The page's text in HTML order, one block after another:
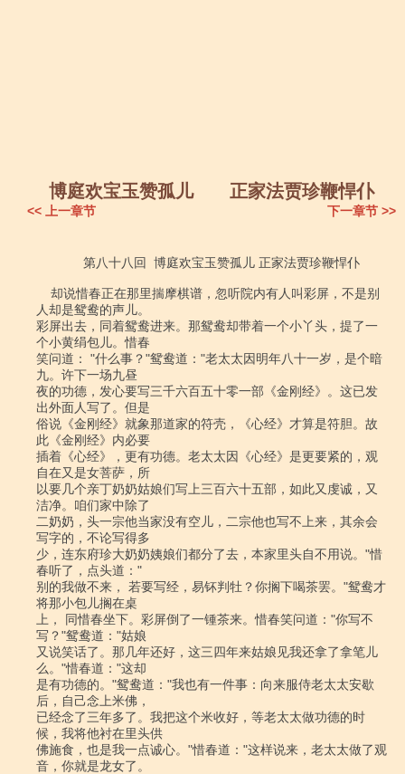
博庭欢宝玉赞孤儿 正家法贾珍鞭悍仆
<< 上一章节 下一章节 >>
人却是鸳鸯的声儿。
彩屏出去，同着鸳鸯进来。那鸳鸯却带着一个小丫头，提了一
个小黄绢包儿。惜春
笑问道： "什么事？"鸳鸯道："老太太因明年八十一岁，是个暗
九。许下一场九昼
夜的功德，发心要写三千六百五十零一部《金刚经》。这已发
出外面人写了。但是
俗说《金刚经》就象那道家的符壳，《心经》才算是符胆。故
此《金刚经》内必要
插着《心经》，更有功德。老太太因《心经》是更要紧的，观
自在又是女菩萨，所
以要几个亲丁奶奶姑娘们写上三百六十五部，如此又虔诚，又
洁净。咱们家中除了
二奶奶，头一宗他当家没有空儿，二宗他也写不上来，其余会
写字的，不论写得多
少，连东府珍大奶奶姨娘们都分了去，本家里头自不用说。"惜
春听了，点头道："
别的我做不来， 若要写经，易钚判牡？你搁下喝茶罢。"鸳鸯才
将那小包儿搁在桌
上， 同惜春坐下。彩屏倒了一锺茶来。惜春笑问道："你写不
写？"鸳鸯道："姑娘
又说笑话了。那几年还好，这三四年来姑娘见我还拿了拿笔儿
么。"惜春道："这却
是有功德的。"鸳鸯道："我也有一件事：向来服侍老太太安歇
后，自己念上米佛，
已经念了三年多了。我把这个米收好，等老太太做功德的时
候，我将他衬在里头供
佛施食，也是我一点诚心。"惜春道："这样说来，老太太做了观
音，你就是龙女了。